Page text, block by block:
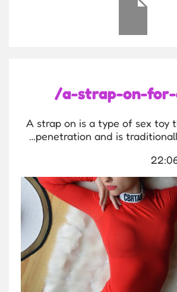
a-strap-on-for-
A strap on is a type of sex toy
penetration and is